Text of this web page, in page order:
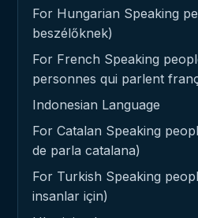
For Hungarian Speaking
beszélőknek)
For French Speaking
personnes qui parlent
Indonesian Language
For Catalan Speaking
de parla catalana)
For Turkish Speaking
insanlar için)